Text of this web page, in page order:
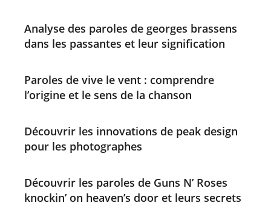
Analyse des paroles de georges brassens
dans les passantes et leur signification
Paroles de vive le vent : comprendre
l’origine et le sens de la chanson
Découvrir les innovations de peak design
pour les photographes
Découvrir les paroles de Guns N’ Roses
knockin’ on heaven’s door et leurs secrets